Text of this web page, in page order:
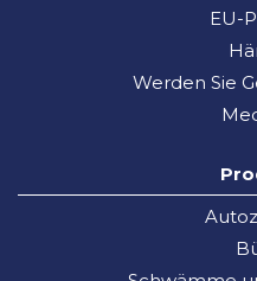
EU-
Werden Sie